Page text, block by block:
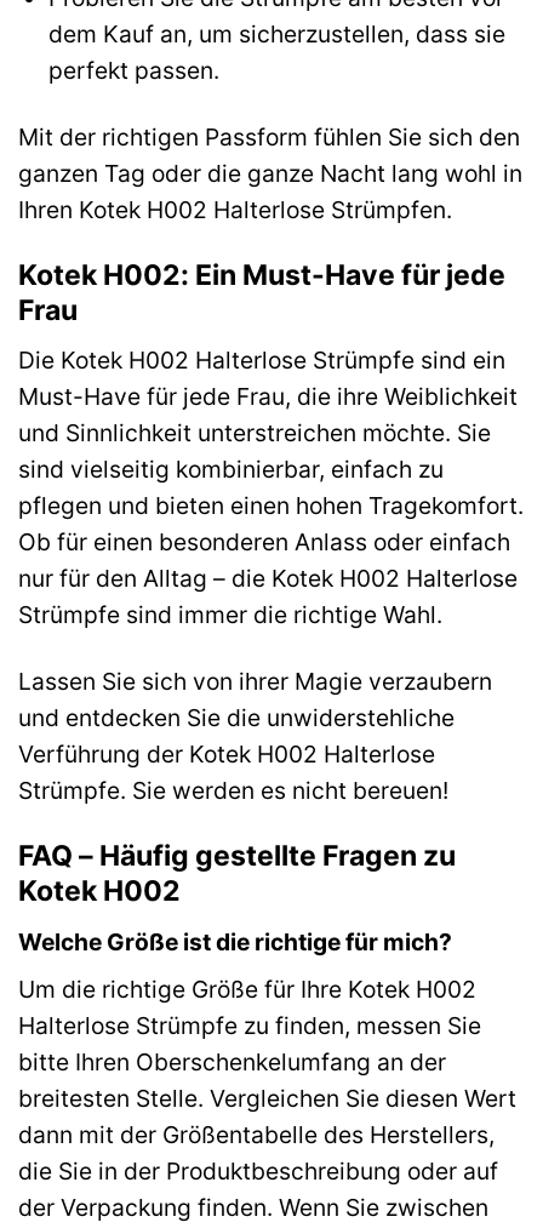
dem Kauf an, um sicherzustellen, dass sie
perfekt passen.
Mit der richtigen Passform fühlen Sie sich den
ganzen Tag oder die ganze Nacht lang wohl in
Ihren Kotek H002 Halterlose Strümpfen.
Kotek H002: Ein Must-Have für jede
Frau
Die Kotek H002 Halterlose Strümpfe sind ein
Must-Have für jede Frau, die ihre Weiblichkeit
und Sinnlichkeit unterstreichen möchte. Sie
sind vielseitig kombinierbar, einfach zu
pflegen und bieten einen hohen Tragekomfort.
Ob für einen besonderen Anlass oder einfach
nur für den Alltag – die Kotek H002 Halterlose
Strümpfe sind immer die richtige Wahl.
Lassen Sie sich von ihrer Magie verzaubern
und entdecken Sie die unwiderstehliche
Verführung der Kotek H002 Halterlose
Strümpfe. Sie werden es nicht bereuen!
FAQ – Häufig gestellte Fragen zu
Kotek H002
Welche Größe ist die richtige für mich?
Um die richtige Größe für Ihre Kotek H002
Halterlose Strümpfe zu finden, messen Sie
bitte Ihren Oberschenkelumfang an der
breitesten Stelle. Vergleichen Sie diesen Wert
dann mit der Größentabelle des Herstellers,
die Sie in der Produktbeschreibung oder auf
der Verpackung finden. Wenn Sie zwischen